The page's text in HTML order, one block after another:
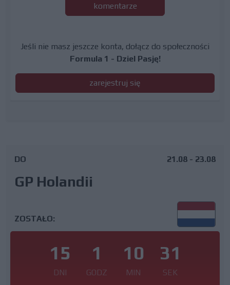
komentarze
Jeśli nie masz jeszcze konta, dołącz do społeczności
Formula 1 - Dziel Pasję!
zarejestruj się
DO
GP Holandii
21.08 - 23.08
ZOSTAŁO:
15
DNI
1
GODZ
10
MIN
30
SEK